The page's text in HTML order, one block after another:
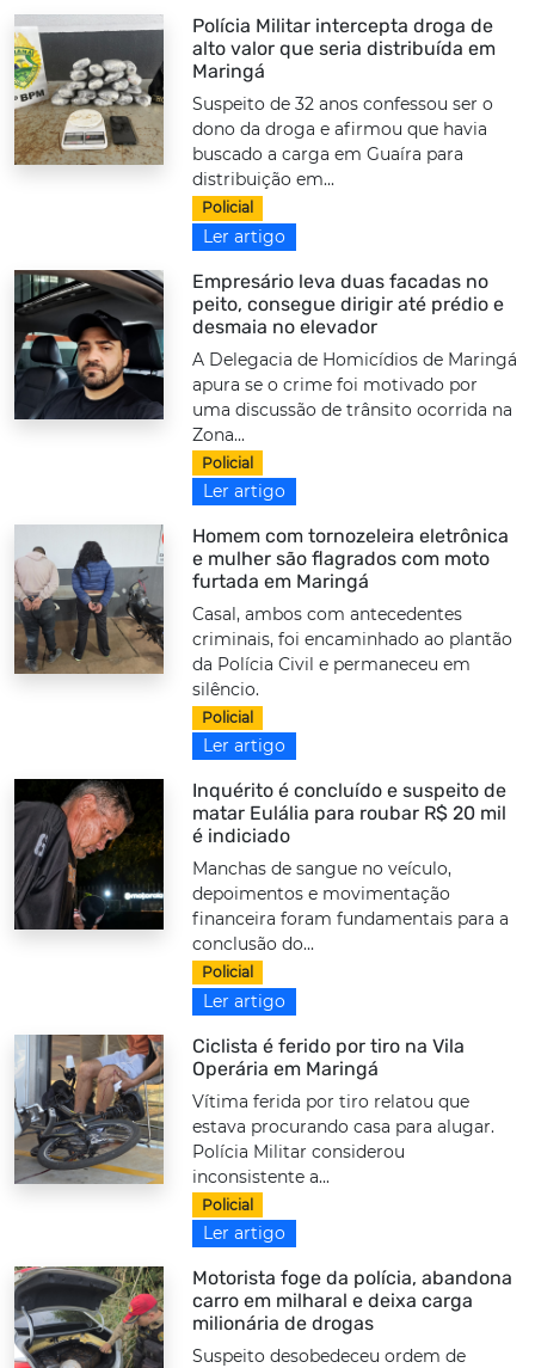
Polícia Militar intercepta droga de
alto valor que seria distribuída em
Maringá
Suspeito de 32 anos confessou ser o
dono da droga e afirmou que havia
buscado a carga em Guaíra para
distribuição em...
Policial
Ler artigo
Empresário leva duas facadas no
peito, consegue dirigir até prédio e
desmaia no elevador
A Delegacia de Homicídios de Maringá
apura se o crime foi motivado por
uma discussão de trânsito ocorrida na
Zona...
Policial
Ler artigo
Homem com tornozeleira eletrônica
e mulher são flagrados com moto
furtada em Maringá
Casal, ambos com antecedentes
criminais, foi encaminhado ao plantão
da Polícia Civil e permaneceu em
silêncio.
Policial
Ler artigo
Inquérito é concluído e suspeito de
matar Eulália para roubar R$ 20 mil
é indiciado
Manchas de sangue no veículo,
depoimentos e movimentação
financeira foram fundamentais para a
conclusão do...
Policial
Ler artigo
Ciclista é ferido por tiro na Vila
Operária em Maringá
Vítima ferida por tiro relatou que
estava procurando casa para alugar.
Polícia Militar considerou
inconsistente a...
Policial
Ler artigo
Motorista foge da polícia, abandona
carro em milharal e deixa carga
milionária de drogas
Suspeito desobedeceu ordem de